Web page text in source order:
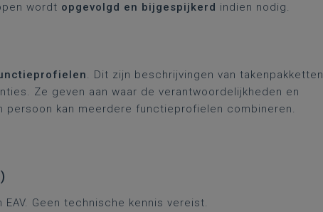
wordt opgevolgd en bijgespijkerd indien nodig.
. Dit zijn beschrijvingen van takenpakketten
Ze geven aan waar de verantwoordelijkheden en
persoon kan meerdere functieprofielen combineren.
EAV. Geen technische kennis vereist.